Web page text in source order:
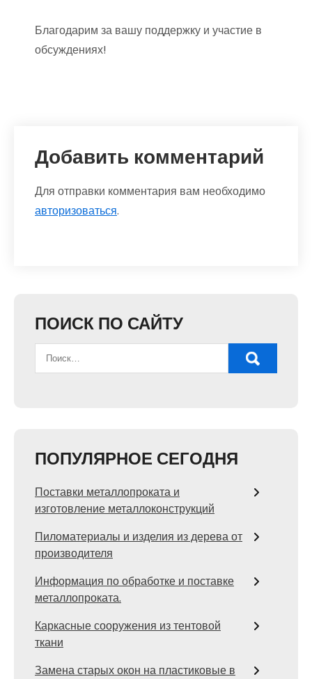
Благодарим за вашу поддержку и участие в
обсуждениях!
Добавить комментарий
Для отправки комментария вам необходимо
авторизоваться.
ПОИСК ПО САЙТУ
ПОПУЛЯРНОЕ СЕГОДНЯ
Поставки металлопроката и
изготовление металлоконструкций
Пиломатериалы и изделия из дерева от
производителя
Информация по обработке и поставке
металлопроката.
Каркасные сооружения из тентовой
ткани
Замена старых окон на пластиковые в